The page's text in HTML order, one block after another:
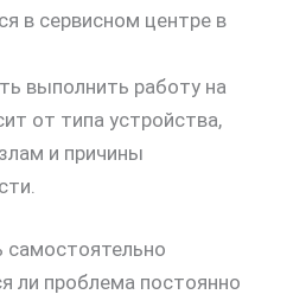
в сервисном центре в
выполнить работу на
от типа устройства,
и причины
ли проблема постоянно